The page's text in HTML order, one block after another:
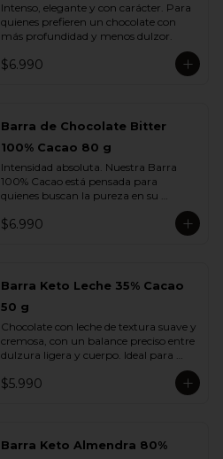
Intenso, elegante y con carácter. Para
quienes prefieren un chocolate con
más profundidad y menos dulzor.
$6.990
Barra de Chocolate Bitter
100% Cacao 80 g
Intensidad absoluta. Nuestra Barra
100% Cacao está pensada para
quienes buscan la pureza en su
firme, profundo, terroso y elegante, sin
cacao en su estado más auténtico, con
natural. Una barra creada para
verdaderos amantes del cacao.
$6.990
Barra Keto Leche 35% Cacao
50 g
Chocolate con leche de textura suave y
cremosa, con un balance preciso entre
dulzura ligera y cuerpo. Ideal para
quienes disfrutan del sabor del cacao
con leche sin perder la intensidad del
$5.990
Barra Keto Almendra 80%